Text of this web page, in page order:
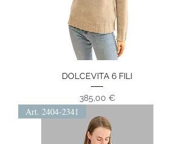
DOLCEVITA 6 FILI
Prezzo
385,00 €
Art. 2404-2341